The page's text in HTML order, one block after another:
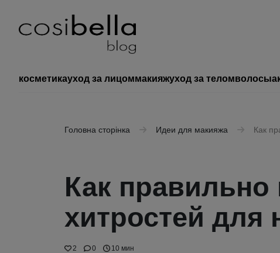
косметикауход за лицоммакияжуход за теломволосы
Головна сторінка Идеи для макияжа Как
Как
хитростей
2 0 10 мин